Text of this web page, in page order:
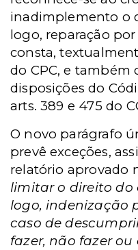
inadimplemento o
logo, reparação
consta,
do CPC, e também
disposições do
arts. 389 e 475 do
O novo parágrafo
prevê exceções,
relatório aprovado
limitar o direito do
logo, indenização
caso de
fazer, não fazer